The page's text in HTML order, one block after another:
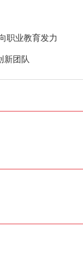
职业教育发力
新团队